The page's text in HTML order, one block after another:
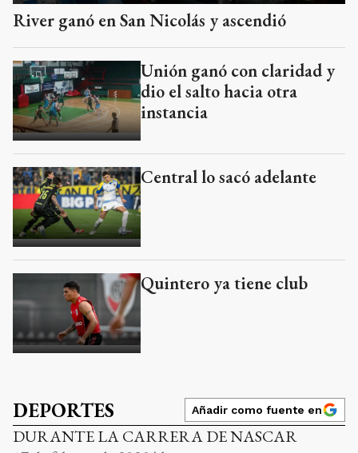
River ganó en San Nicolás y ascendió
Unión ganó con claridad y
dio el salto hacia otra
instancia
Central lo sacó adelante
Quintero ya tiene club
DEPORTES Añadir como fuente en
DURANTE LA CARRERA DE NASCAR